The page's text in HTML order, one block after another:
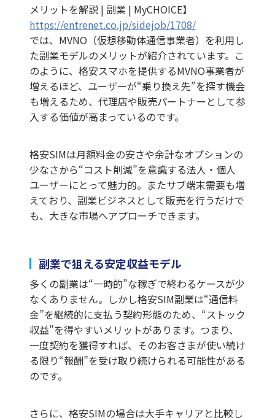
メリットを解説 | 副業 | MyCHOICE】
https://entrenet.co.jp/sidejob/1708/
では、MVNO（仮想移動体通信事業者）を利用し
た副業モデルのメリットが紹介されています。こ
のように、格安スマホを提供するMVNO事業者が
増えるほど、ユーザーが“乗り換え先”を探す機会
も増えるため、代理店や販売パートナーとして参
入する価値が高まっているのです。
格安SIMは月額料金の安さや余計なオプションの
少なさから“コスト削減”を意識する法人・個人
ユーザーにとって魅力的。またサブ端末需要も増
えており、副業ビジネスとして販売を行うだけで
も、大きな市場へアプローチできます。
副業で狙える安定収益モデル
多くの副業は“一時的”な稼ぎで終わるケースが少
なくありません。しかし格安SIM副業は“通信料
金”を継続的に支払う契約形態のため、“ストック
収益”を得やすいメリットがあります。つまり、
一度契約を獲得すれば、そのお客さまが使い続け
る限り“報酬”を受け取り続けられる可能性がある
のです。
さらに、格安SIMの場合は大手キャリアと比較し